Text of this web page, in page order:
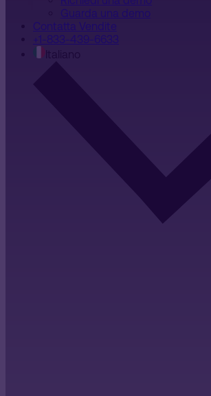
Guarda una demo
Contatta Vendite
+1-833-439-6633